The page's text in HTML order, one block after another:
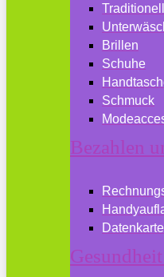
Brillen
Schuhe
Schmuck
Bezahlen